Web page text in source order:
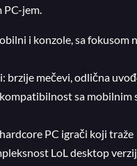
jem.
i konzole, sa fokusom
brzije mečevi, odlična
sa mobilnim
PC igrači koji traže
LoL desktop